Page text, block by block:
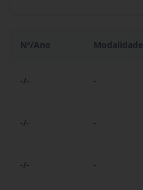
Nº/Ano Modalidade
-/- -
-/- -
-/- -